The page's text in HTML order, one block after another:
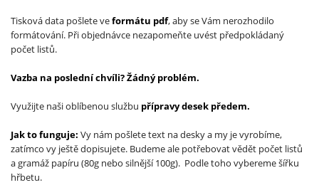
Tisková data pošlete veformátu pdf, aby se Vám nerozhodilo
formátování. Při objednávce nezapomeňte uvést předpokládaný
počet listů.
Vazba na poslední chvíli? Žádný problém.
Využijte naši oblíbenou službu přípravy desek předem.
Jak to funguje: Vy nám pošlete text na desky a my je vyrobíme,
zatímco vy ještě dopisujete. Budeme ale potřebovat vědět počet listů
a gramáž papíru (80g nebo silnější 100g). Podle toho vybereme šířku
hřbetu.